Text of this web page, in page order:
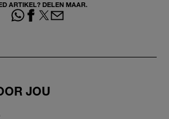
ARTIKEL? DELEN MAAR.
JOU